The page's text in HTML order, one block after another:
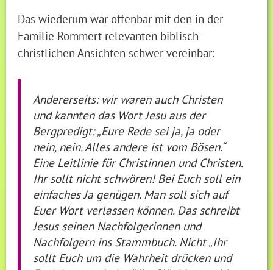
Das wiederum war offenbar mit den in der
Familie Rommert relevanten biblisch-
christlichen Ansichten schwer vereinbar:
Andererseits: wir waren auch Christen
und kannten das Wort Jesu aus der
Bergpredigt: „Eure Rede sei ja, ja oder
nein, nein. Alles andere ist vom Bösen.“
Eine Leitlinie für Christinnen und Christen.
Ihr sollt nicht schwören! Bei Euch soll ein
einfaches Ja genügen. Man soll sich auf
Euer Wort verlassen können. Das schreibt
Jesus seinen Nachfolgerinnen und
Nachfolgern ins Stammbuch. Nicht „Ihr
sollt Euch um die Wahrheit drücken und